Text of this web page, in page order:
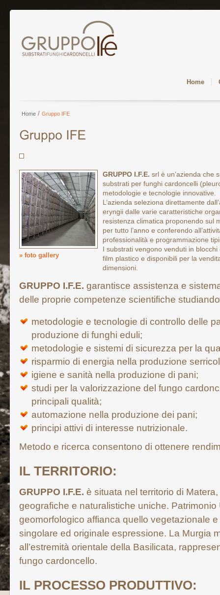
Home
Home / Gruppo IFE
» foto gallery
GRUPPO I.F.E. srl è un’azienda che
substrati per funghi cardoncelli
metodologie e tecnologie innovative.
L’azienda seleziona direttamente
eryngii dalle varie caratteristiche
resistenza climatica proponendo sul
per tutto l’anno e conferendo
professionalità e programmazione
I substrati vengono venduti in
film plastico e disponibili per la
dimensioni.
GRUPPO I.F.E. garantisce assistenza e
delle proprie competenze scientifiche
metodologie e tecnologie di controllo delle
produzione di funghi eduli;
metodologie e sistemi di sicurezza per la
risparmio di energia nella produzione
igiene e sanità nella produzione di pani;
studi per la valorizzazione del fungo
principali qualità;
automazione nella produzione dei pani;
principi attivi di interesse nutrizionale.
Metodo e ricerca consentono di ottenere
IL TERRITORIO:
GRUPPO I.F.E. è situata nel territorio di
geografiche e naturalistiche uniche. Patrimonio
geomorfologico affianca quello vegetazionale
singolare ed originale espressione. La Murgia
all’estremità orientale della Basilicata,
fungo cardoncello.
IL PROCESSO PRODUTTIVO: